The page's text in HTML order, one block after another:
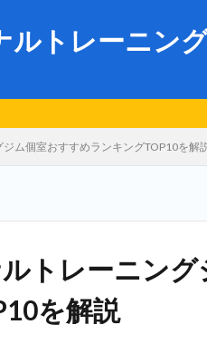
ルトレーニン
ジム個室おすすめランキングTOP10を解
トレーニン
を解説